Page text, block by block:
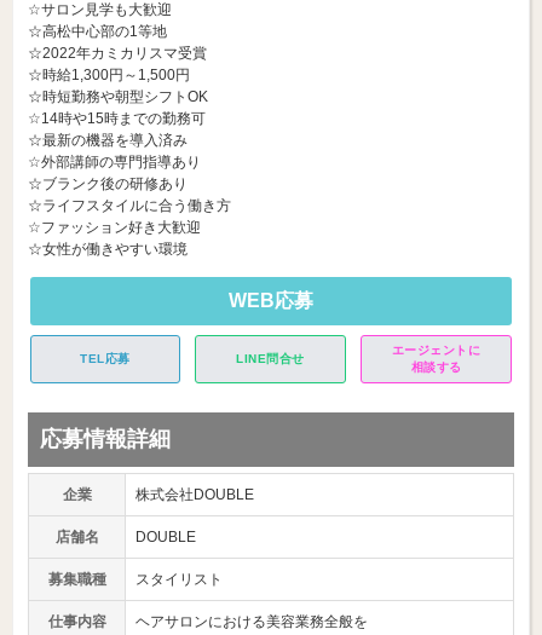
☆サロン見学も大歓迎
☆高松中心部の1等地
☆2022年カミカリスマ受賞
☆時給1,300円～1,500円
☆時短勤務や朝型シフトOK
☆14時や15時までの勤務可
☆最新の機器を導入済み
☆外部講師の専門指導あり
☆ブランク後の研修あり
☆ライフスタイルに合う働き方
☆ファッション好き大歓迎
☆女性が働きやすい環境
WEB応募
TEL応募 LINE問合せ
エージェントに
相談する
応募情報詳細
企業 株式会社DOUBLE
店舗名 DOUBLE
募集職種 スタイリスト
仕事内容
ヘアサロンにおける美容業務全般を